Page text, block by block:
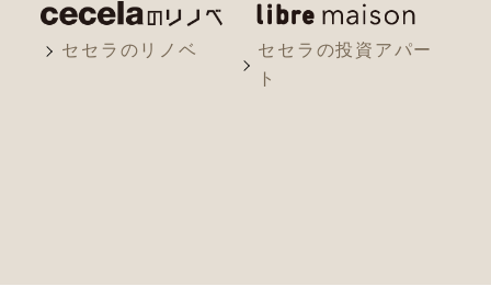
セセラのリノベ
セセラの投資アパー
ト